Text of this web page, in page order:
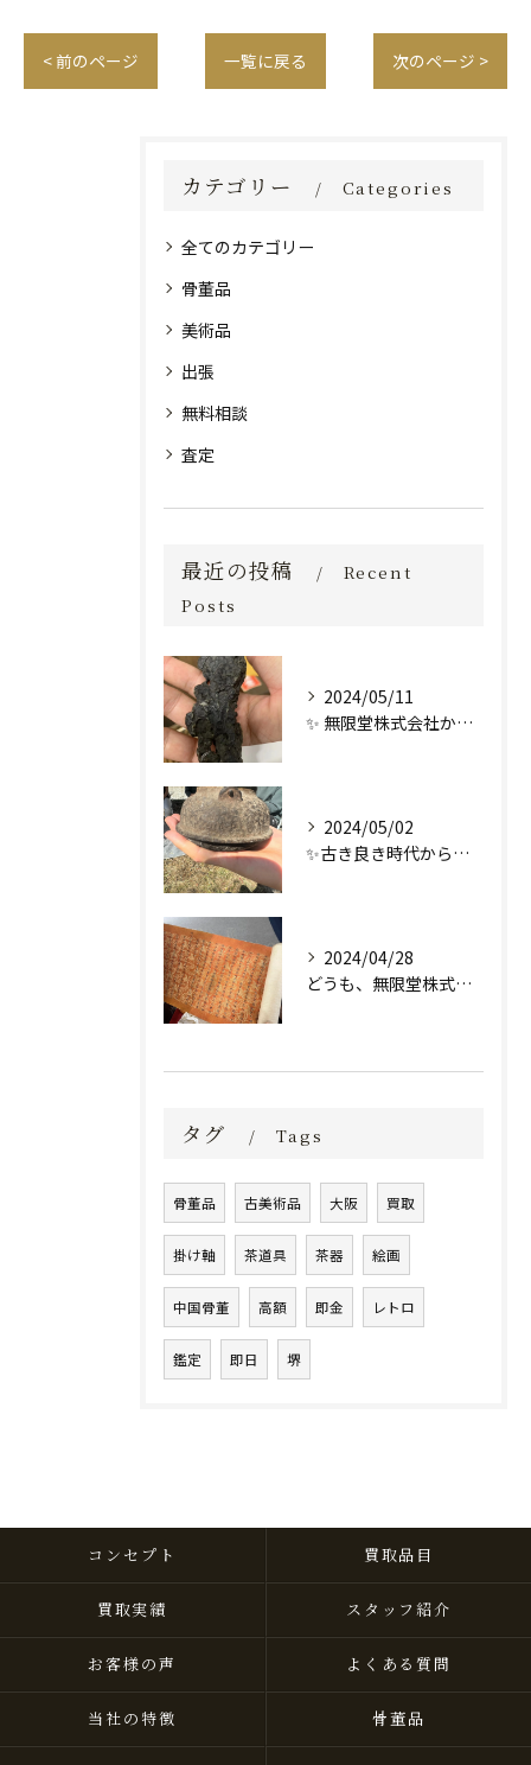
< 前のページ 一覧に戻る 次のページ >
カテゴリー Categories
全てのカテゴリー
骨董品
美術品
出張
無料相談
査定
最近の投稿
Recent
Posts
2024/05/11
✨ 無限堂株式会社からの特別なお知らせ ✨
2024/05/02
✨古き良き時代からの逸品✨
2024/04/28
どうも、無限堂株式会社です！
タグ Tags
骨董品 古美術品 大阪 買取
掛け軸 茶道具 茶器 絵画
中国骨董 高額 即金 レトロ
鑑定 即日 堺
コンセプト 買取品目
買取実績 スタッフ紹介
お客様の声 よくある質問
当社の特徴 骨董品